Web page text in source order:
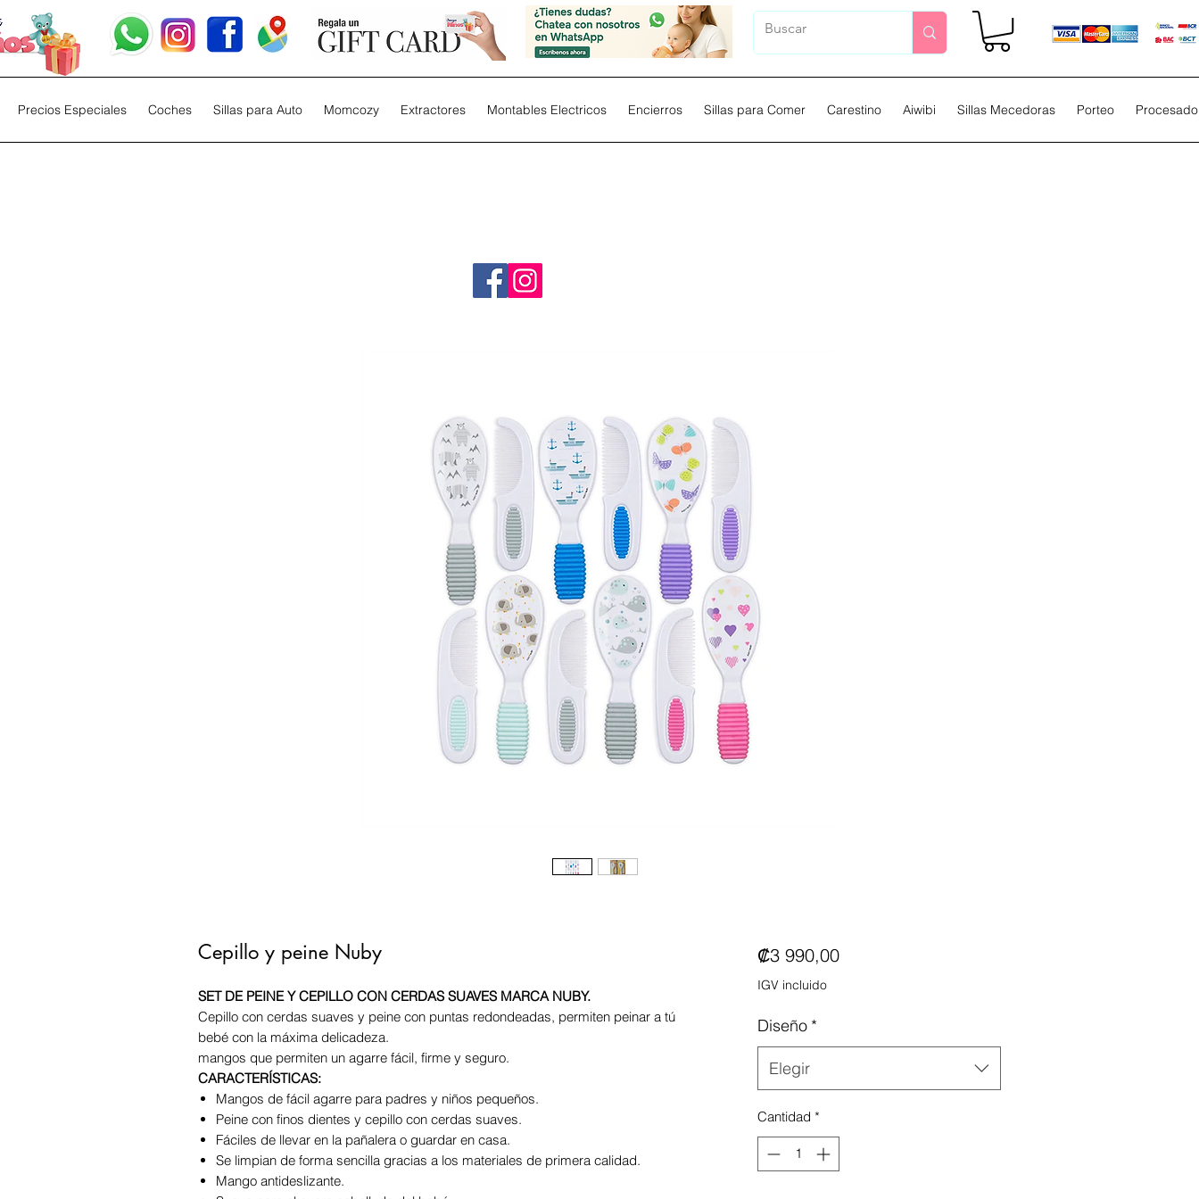
Precios Especiales Coches Sillas para Auto Momcozy Extractores Montables Electricos Encierros Sillas para Comer Carestino Aiwibi Sillas Mecedoras Porteo
Cepillo y peine Nuby
SET DE PEINE Y CEPILLO CON CERDAS SUAVES MARCA NUBY.
Cepillo con cerdas suaves y peine con puntas redondeadas, permiten peinar a tú
bebé con la máxima delicadeza.
mangos que permiten un agarre fácil, firme y seguro.
CARACTERÍSTICAS:
Mangos de fácil agarre para padres y niños pequeños.
Peine con finos dientes y cepillo con cerdas suaves.
Fáciles de llevar en la pañalera o guardar en casa.
Se limpian de forma sencilla gracias a los materiales de primera calidad.
Mango antideslizante.
₡3 990,00Precio
IGV incluido
Diseño *
Elegir
Cantidad *